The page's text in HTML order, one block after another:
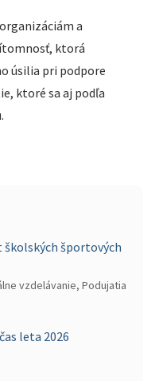
a
ktorá
úsilia pri podpore
ktoré sa aj podľa
školských športových
vzdelávanie, Podujatia
leta 2026